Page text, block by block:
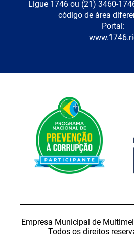
Ligue 1746 ou (21) 3460-
código de área
Portal:
Empresa Municipal de
Todos os direitos